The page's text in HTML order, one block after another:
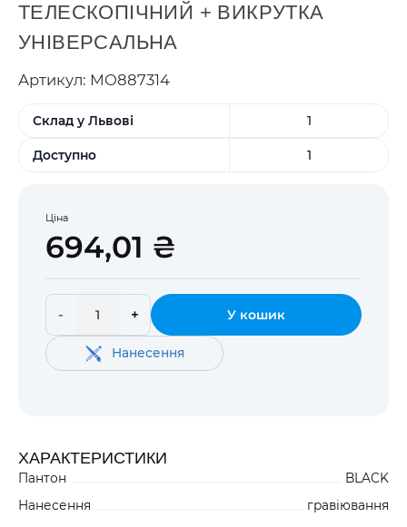
ТЕЛЕСКОПІЧНИЙ + ВИКРУТКА
УНІВЕРСАЛЬНА
Артикул: MO887314
Склад у Львові 1
Доступно 1
Ціна
694,01 ₴
- + У кошик
Нанесення
ХАРАКТЕРИСТИКИ
Пантон
BLACK
Нанесення
гравіювання